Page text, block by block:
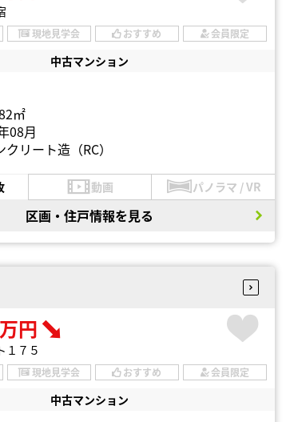
現地見学会 おすすめ 会員限定
中古マンション
㎡
08月
リート造（RC）
動画 パノラマ / VR
区画・住戸情報を見る
円
１７５
現地見学会 おすすめ 会員限定
中古マンション